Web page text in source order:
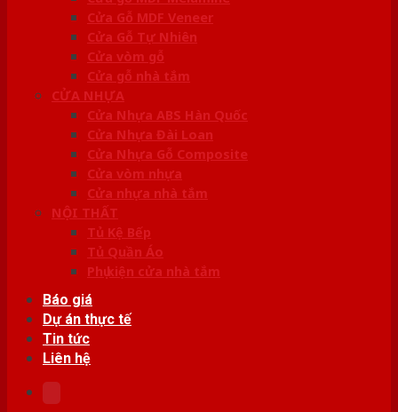
Cửa Gỗ MDF Veneer
Cửa Gỗ Tự Nhiên
Cửa vòm gỗ
Cửa gỗ nhà tắm
CỬA NHỰA
Cửa Nhựa ABS Hàn Quốc
Cửa Nhựa Đài Loan
Cửa Nhựa Gỗ Composite
Cửa vòm nhựa
Cửa nhựa nhà tắm
NỘI THẤT
Tủ Kệ Bếp
Tủ Quần Áo
Phụ kiện cửa nhà tắm
Báo giá
Dự án thực tế
Tin tức
Liên hệ